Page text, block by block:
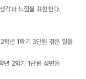
각과 느낌을 표현한다.
년 1학기 3단원 겪은 일을
년 2학기 1단원 장면을